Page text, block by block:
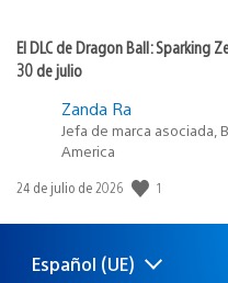
El DLC de Dragon Ball: Sparking
30 de julio
Zanda Ra
Jefa de marca asociada,
America
Fecha
publicación:
24 de julio de 2026 1
Selecciona
Región
Español (UE)